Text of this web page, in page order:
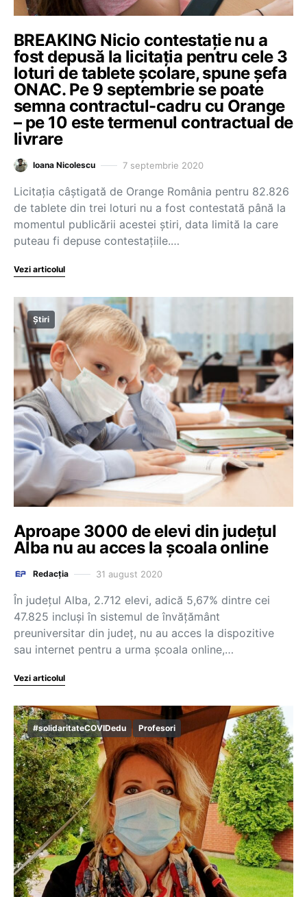
BREAKING Nicio contestație nu a
fost depusă la licitația pentru cele 3
loturi de tablete școlare, spune șefa
ONAC. Pe 9 septembrie se poate
semna contractul-cadru cu Orange
– pe 10 este termenul contractual de
livrare
Ioana Nicolescu 7 septembrie 2020
Licitația câștigată de Orange România pentru 82.826
de tablete din trei loturi nu a fost contestată până la
momentul publicării acestei știri, data limită la care
puteau fi depuse contestațiile.…
Vezi articolul
Știri
Aproape 3000 de elevi din județul
Alba nu au acces la școala online
Redacția 31 august 2020
În județul Alba, 2.712 elevi, adică 5,67% dintre cei
47.825 incluși în sistemul de învățământ
preuniversitar din județ, nu au acces la dispozitive
sau internet pentru a urma școala online,…
Vezi articolul
#solidaritateCOVIDedu Profesori